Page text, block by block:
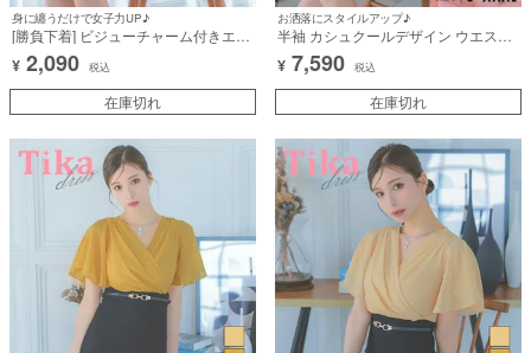
身に纏うだけで女子力UP♪
[勝負下着] ビジューチャーム付きエレ
ガントフラワーレース脇高フルカップ
ブラジャー＆ショーツ2点セット
¥ 2,090 税込
在庫切れ
お洒落にスタイルアップ♪
半袖 カシュクールデザイン ウエスト
ベルト タイト膝丈ドレス (Sサイズ～
XXXLサイズ) (みゆう/キャバドレス着
用)
¥ 7,590 税込
在庫切れ